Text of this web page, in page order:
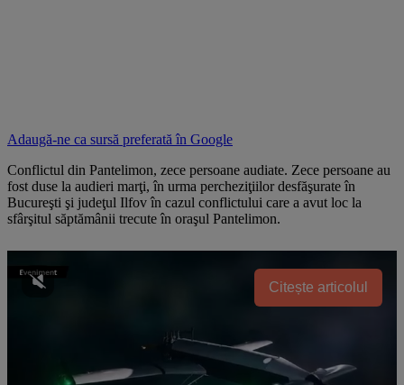
Adaugă-ne ca sursă preferată în Google
Conflictul din Pantelimon, zece persoane audiate. Zece persoane au
fost duse la audieri marţi, în urma percheziţiilor desfăşurate în
Bucureşti şi judeţul Ilfov în cazul conflictului care a avut loc la
sfârşitul săptămânii trecute în oraşul Pantelimon.
Citește articolul